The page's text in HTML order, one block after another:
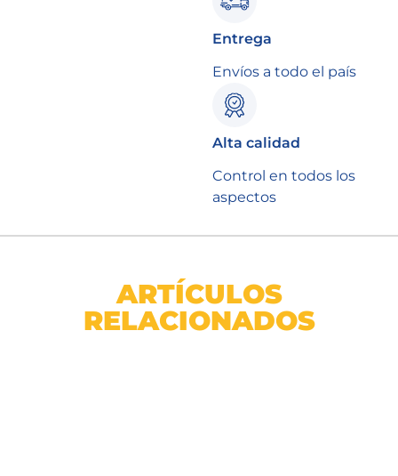
Entrega
Envíos a todo el país
Alta calidad
Control en todos los
aspectos
ARTÍCULOS
RELACIONADOS